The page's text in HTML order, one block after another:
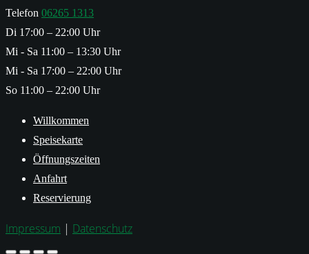
Telefon 06265 1313
Di 17:00 – 22:00 Uhr
Mi - Sa 11:00 – 13:30 Uhr
Mi - Sa 17:00 – 22:00 Uhr
So 11:00 – 22:00 Uhr
Willkommen
Speisekarte
Öffnungszeiten
Anfahrt
Reservierung
Impressum | Datenschutz